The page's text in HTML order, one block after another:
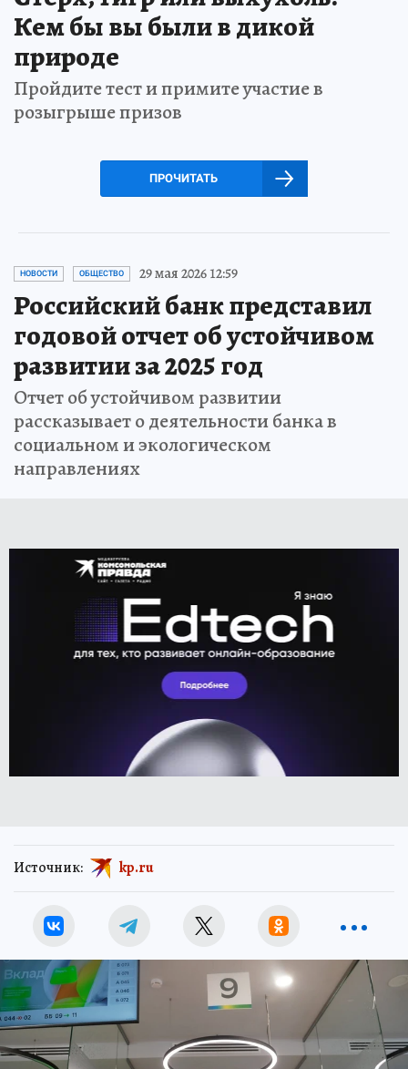
Кем бы вы были в дикой
природе
Пройдите тест и примите участие в
розыгрыше призов
ПРОЧИТАТЬ
НОВОСТИ ОБЩЕСТВО 29 мая 2026 12:59
Российский банк представил
годовой отчет об устойчивом
развитии за 2025 год
Отчет об устойчивом развитии
рассказывает о деятельности банка в
социальном и экологическом
направлениях
Источник: kp.ru